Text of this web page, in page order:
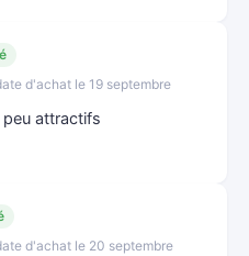
d'achat le 19 septembre
peu attractifs
d'achat le 20 septembre